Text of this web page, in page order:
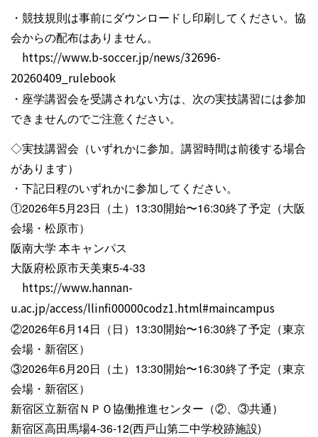
・競技規則は事前にダウンロードし印刷してください。協
会からの配布はありません。
https://www.b-soccer.jp/news/32696-
20260409_rulebook
・座学講習会を受講されない方は、次の実技講習には参加
できませんのでご注意ください。
◇実技講習会（いずれかに参加。講習時間は前後する場合
があります）
・下記日程のいずれかに参加してください。
①2026年5月23日（土）13:30開始〜16:30終了予定（大阪
会場・松原市）
阪南大学 本キャンパス
大阪府松原市天美東5-4-33
https://www.hannan-
u.ac.jp/access/llinfi00000codz1.html#maincampus
②2026年6月14日（日）13:30開始〜16:30終了予定（東京
会場・新宿区）
③2026年6月20日（土）13:30開始〜16:30終了予定（東京
会場・新宿区）
新宿区立新宿ＮＰＯ協働推進センター（②、③共通）
新宿区高田馬場4-36-12(西戸山第二中学校跡施設)